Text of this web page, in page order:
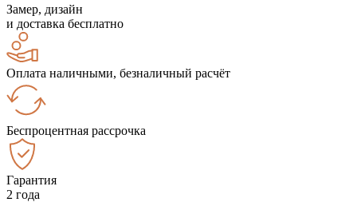
Замер, дизайн
и доставка бесплатно
Оплата наличными, безналичный расчёт
Беспроцентная рассрочка
Гарантия
2 года